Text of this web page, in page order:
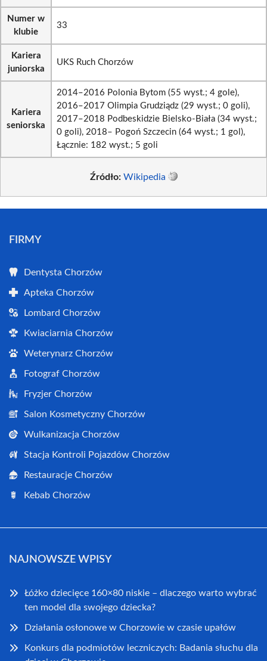
Numer w
klubie
33
Kariera
juniorska
UKS Ruch Chorzów
Kariera
seniorska
2014–2016 Polonia Bytom (55 wyst.; 4 gole),
2016–2017 Olimpia Grudziądz (29 wyst.; 0 goli),
2017–2018 Podbeskidzie Bielsko-Biała (34 wyst.;
0 goli), 2018– Pogoń Szczecin (64 wyst.; 1 gol),
Łącznie: 182 wyst.; 5 goli
Źródło: Wikipedia
FIRMY
Dentysta Chorzów
Apteka Chorzów
Lombard Chorzów
Kwiaciarnia Chorzów
Weterynarz Chorzów
Fotograf Chorzów
Fryzjer Chorzów
Salon Kosmetyczny Chorzów
Wulkanizacja Chorzów
Stacja Kontroli Pojazdów Chorzów
Restauracje Chorzów
Kebab Chorzów
NAJNOWSZE WPISY
Łóżko dziecięce 160×80 niskie – dlaczego warto wybrać
ten model dla swojego dziecka?
Działania osłonowe w Chorzowie w czasie upałów
Konkurs dla podmiotów leczniczych: Badania słuchu dla